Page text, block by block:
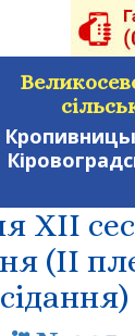
XII
(II